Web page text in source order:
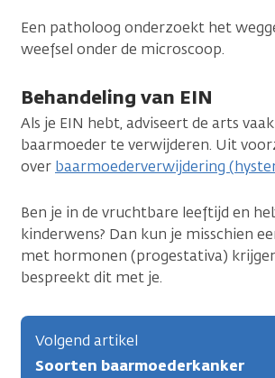
Een patholoog onderzoekt het
weefsel onder de microscoop.
Behandeling van EIN
Als je EIN hebt, adviseert de arts
baarmoeder te verwijderen. Uit
over baarmoederverwijdering
Ben je in de vruchtbare leeftijd en
kinderwens? Dan kun je misschien
met hormonen (progestativa)
bespreekt dit met je.
Volgend artikel
Soorten baarmoederkanker